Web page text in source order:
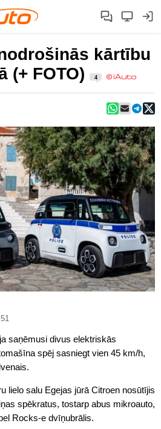
kārtību
(+ FOTO)
4
saņēmusi divus elektriskās
spēj sasniegt vien 45 km/h,
lielo salu Egejas jūrā Citroen nosūtījis
spēkratus, tostarp abus mikroauto,
Rocks-e dvīņubrālis.